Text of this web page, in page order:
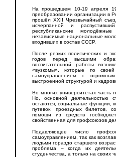
На прошедшем 10-19 апреля
преобразовании организации в
прошёл XXII Чрезвычайный
исчерпанной и
республиканские
независимые национальные
входивших в состав СССР.
После резких политических и
годов перед высшими
воспитательной работы
«вузкомы», которые по
самоуправлением с
выстроенной структурой и
Во многих университетах
Но, основной деятельностью
остаются, социальные функции,
путевок, проездных билетов,
помощи из средств
свойственная для профсоюзов
Подавляющее число
самоуправлением, так как
людьми гораздо старшего
проблема – когда их
студенчества, а только на своих